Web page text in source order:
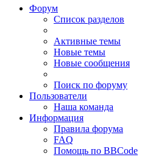
Форум
Список разделов
Активные темы
Новые темы
Новые сообщения
Поиск по форуму
Пользователи
Наша команда
Информация
Правила форума
FAQ
Помощь по BBCode